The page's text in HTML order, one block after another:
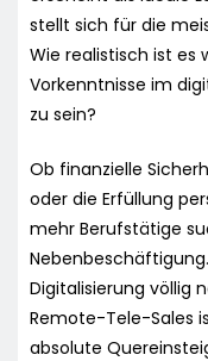
stellt sich für die
Wie realistisch ist es
Vorkenntnisse im
zu sein?
Ob finanzielle
oder die Erfüllung
mehr Berufstätige
Digitalisierung völlig
Remote-Tele-Sales
absolute